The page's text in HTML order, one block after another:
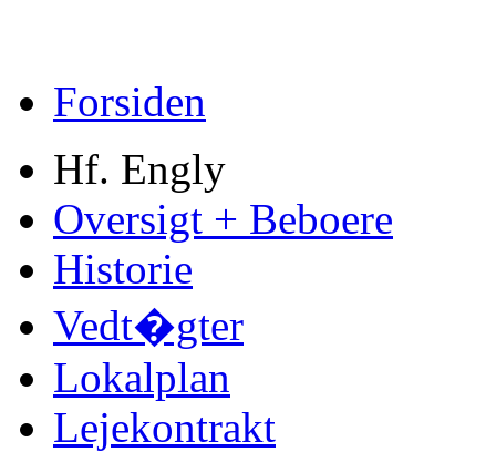
Forsiden
Hf. Engly
Oversigt + Beboere
Historie
Vedt�gter
Lokalplan
Lejekontrakt